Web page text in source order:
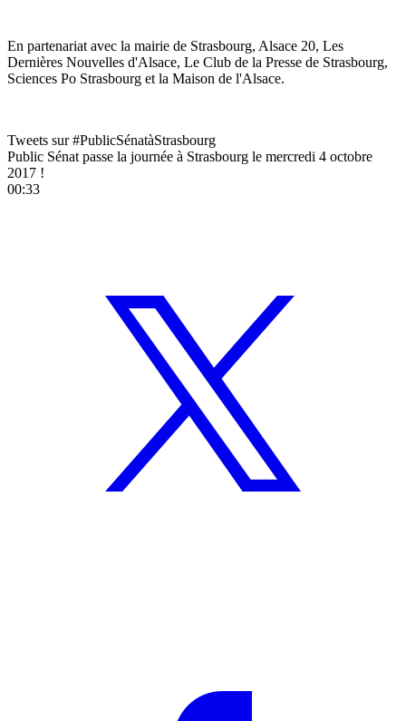
En partenariat avec la mairie de Strasbourg, Alsace 20, Les
Dernières Nouvelles d'Alsace, Le Club de la Presse de Strasbourg,
Sciences Po Strasbourg et la Maison de l'Alsace.
Tweets sur #PublicSénatàStrasbourg
Public Sénat passe la journée à Strasbourg le mercredi 4 octobre
2017 !
00:33